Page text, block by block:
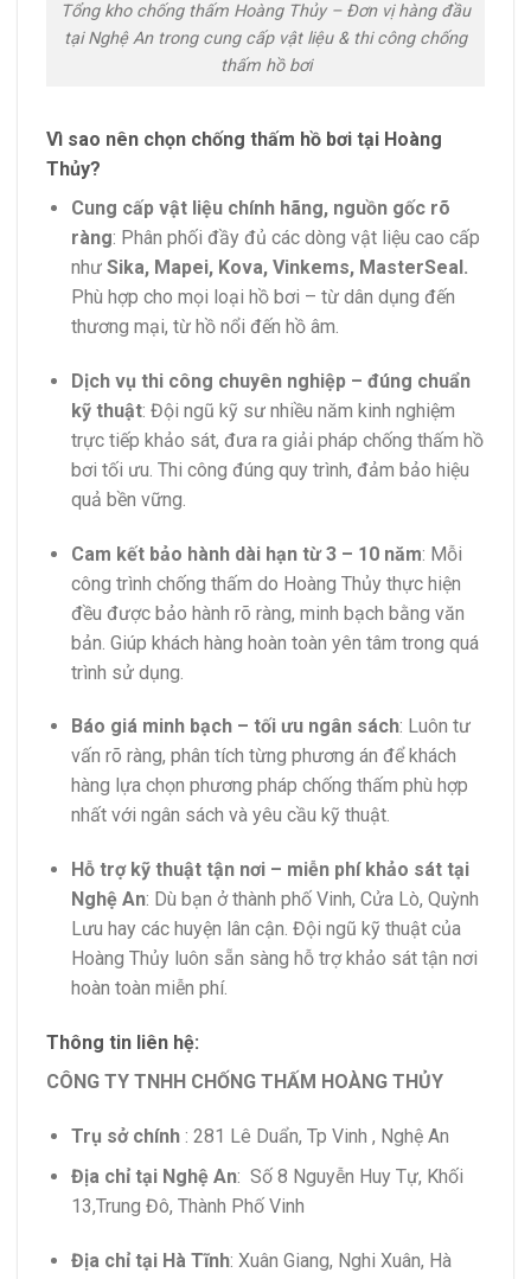
Tổng kho chống thấm Hoàng Thủy – Đơn vị hàng đầu
tại Nghệ An trong cung cấp vật liệu & thi công chống
thấm hồ bơi
Vì sao nên chọn chống thấm hồ bơi tại Hoàng
Thủy?
Cung cấp vật liệu chính hãng, nguồn gốc rõ
ràng: Phân phối đầy đủ các dòng vật liệu cao cấp
như Sika, Mapei, Kova, Vinkems, MasterSeal.
Phù hợp cho mọi loại hồ bơi – từ dân dụng đến
thương mại, từ hồ nổi đến hồ âm.
Dịch vụ thi công chuyên nghiệp – đúng chuẩn
kỹ thuật: Đội ngũ kỹ sư nhiều năm kinh nghiệm
trực tiếp khảo sát, đưa ra giải pháp chống thấm hồ
bơi tối ưu. Thi công đúng quy trình, đảm bảo hiệu
quả bền vững.
Cam kết bảo hành dài hạn từ 3 – 10 năm: Mỗi
công trình chống thấm do Hoàng Thủy thực hiện
đều được bảo hành rõ ràng, minh bạch bằng văn
bản. Giúp khách hàng hoàn toàn yên tâm trong quá
trình sử dụng.
Báo giá minh bạch – tối ưu ngân sách: Luôn tư
vấn rõ ràng, phân tích từng phương án để khách
hàng lựa chọn phương pháp chống thấm phù hợp
nhất với ngân sách và yêu cầu kỹ thuật.
Hỗ trợ kỹ thuật tận nơi – miễn phí khảo sát tại
Nghệ An: Dù bạn ở thành phố Vinh, Cửa Lò, Quỳnh
Lưu hay các huyện lân cận. Đội ngũ kỹ thuật của
Hoàng Thủy luôn sẵn sàng hỗ trợ khảo sát tận nơi
hoàn toàn miễn phí.
Thông tin liên hệ:
CÔNG TY TNHH CHỐNG THẤM HOÀNG THỦY
Trụ sở chính: 281 Lê Duẩn, Tp Vinh , Nghệ An
Địa chỉ tại Nghệ An: Số 8 Nguyễn Huy Tự, Khối
13,Trung Đô, Thành Phố Vinh
Địa chỉ tại Hà Tĩnh: Xuân Giang, Nghi Xuân, Hà